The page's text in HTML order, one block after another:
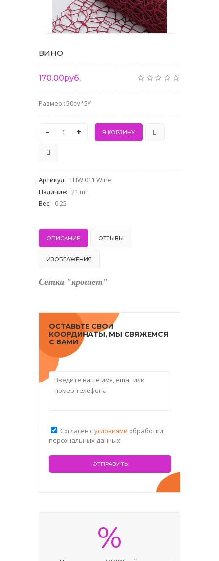
ВИНО
170.00руб.
Размер:: 50см*5Y
- +
Артикул: THW 011 Wine
Наличие: 21 шт.
Вес: 0.25
ОПИСАНИЕ ОТЗЫВЫ
ИЗОБРАЖЕНИЯ
Сетка "крошет"
ОСТАВЬТЕ СВОИ
КООРДИНАТЫ, МЫ СВЯЖЕМСЯ
С ВАМИ
Согласен сусловиями обработки
персональных данных
%